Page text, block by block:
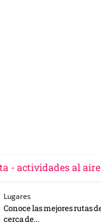
- actividades al
Lugares
Conoce las mejores rutas
cerca de...